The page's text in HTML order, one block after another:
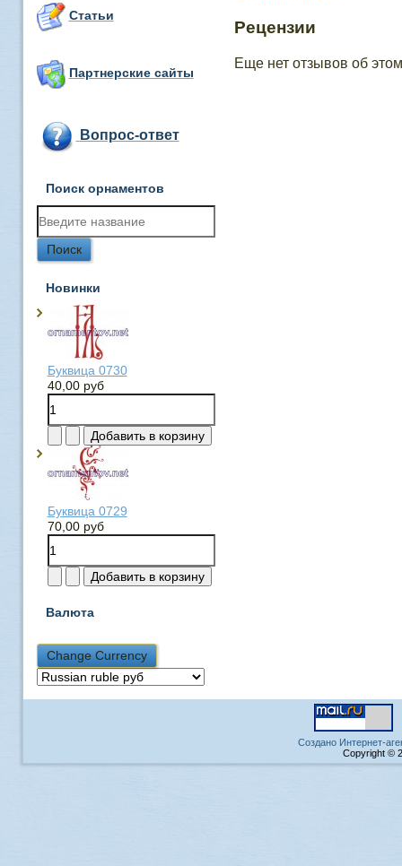
Статьи
Партнерские сайты
Вопрос-ответ
Поиск орнаментов
Новинки
Буквица 0730
40,00 руб
Буквица 0729
70,00 руб
Валюта
Рецензии
Еще нет отзывов об
Создано Интернет-
Copyright ©